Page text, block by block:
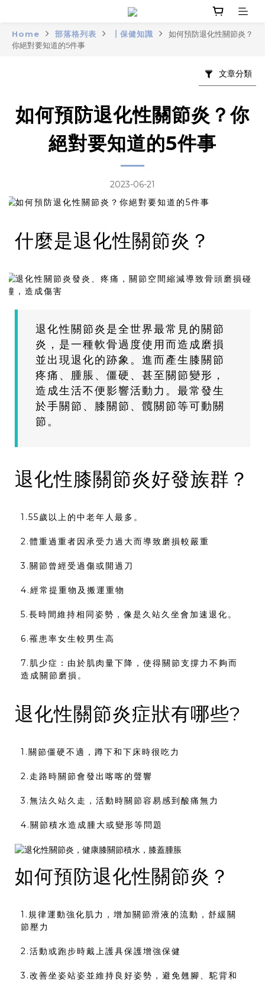
Home 部落格列表 ┃保健知識
如何預防退化性關節炎？
你絕對要知道的5件事
文章分類
如何預防退化性關節炎？你
絕對要知道的5件事
2023-06-21
什麼是退化性關節炎？
退化性關節炎是全世界最常見的關節
炎，是一種軟骨過度使用而造成磨損
並出現退化的跡象。進而產生膝關節
疼痛、腫脹、僵硬、甚至關節變形，
造成生活不便影響活動力。最常發生
於手關節、膝關節、髖關節等可動關
節。
退化性膝關節炎好發族群？
1.55歲以上的中老年人最多。
2.體重過重者因承受力過大而導致磨損較嚴重
3.關節曾經受過傷或開過刀
4.經常提重物及搬運重物
5.長時間維持相同姿勢，像是久站久坐會加速退化。
6.罹患率女生較男生高
7.肌少症：由於肌肉量下降，使得關節支撐力不夠而
造成關節磨損。
退化性關節炎症狀有哪些?
1.關節僵硬不適，蹲下和下床時很吃力
2.走路時關節會發出喀喀的聲響
3.無法久站久走，活動時關節容易感到酸痛無力
4.關節積水造成腫大或變形等問題
如何預防退化性關節炎？
1.規律運動強化肌力，增加關節滑液的流動，舒緩關
節壓力
2.活動或跑步時戴上護具保護增強保健
3.改善坐姿站姿並維持良好姿勢，避免翹腳、駝背和